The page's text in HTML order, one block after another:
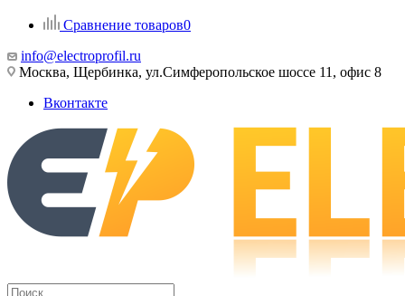
Сравнение товаров0
info@electroprofil.ru
Москва, Щербинка, ул.Симферопольское шоссе 11, офис 8
Вконтакте